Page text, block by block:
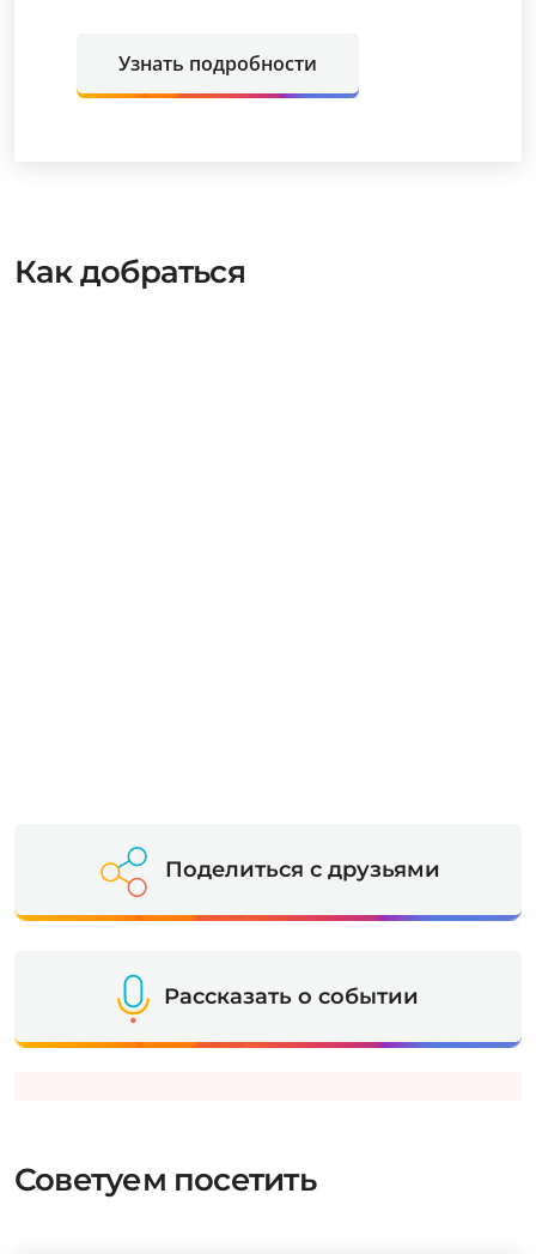
Узнать подробности
Как добраться
Поделиться с друзьями
Рассказать о событии
Советуем посетить